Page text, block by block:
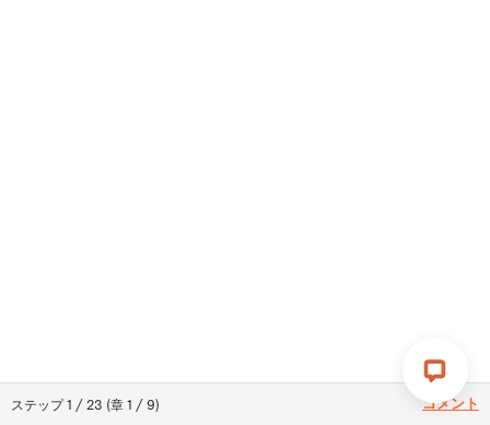
ステップ1 / 23 (章1 /9) コメント